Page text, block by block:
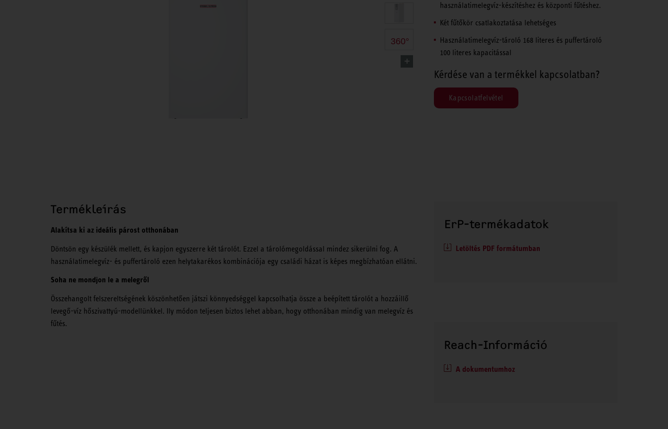
360°
használatimelegvíz-készítéshez és központi fűtéshez.
Két fűtőkör csatlakoztatása lehetséges
Használatimelegvíz-tároló 168 literes és puffertároló
100 literes kapacitással
Kérdése van a termékkel kapcsolatban?
Kapcsolatfelvétel
Termékleírás
Alakítsa ki az ideális párost otthonában
Döntsön egy készülék mellett, és kapjon egyszerre két tárolót. Ezzel a tárolómegoldással mindez sikerülni fog. A
használatimelegvíz- és puffertároló ezen helytakarékos kombinációja egy családi házat is képes megbízhatóan ellátni.
Soha ne mondjon le a melegről
Összehangolt felszereltségének köszönhetően játszi könnyedséggel kapcsolhatja össze a beépített tárolót a hozzáillő
levegő-víz hőszivattyú-modellünkkel. Ily módon teljesen biztos lehet abban, hogy otthonában mindig van melegvíz és
fűtés.
ErP-termékadatok
Letöltés PDF formátumban
Reach-Információ
A dokumentumhoz